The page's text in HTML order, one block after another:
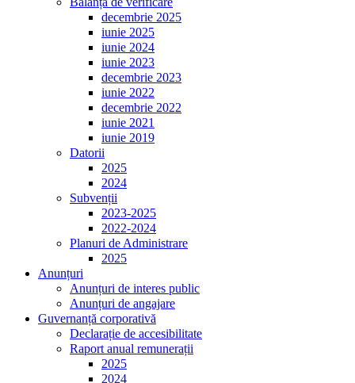
decembrie 2025
iunie 2025
iunie 2024
iunie 2023
decembrie 2023
iunie 2022
decembrie 2022
iunie 2021
iunie 2019
Datorii
2025
2024
Subvenții
2023-2025
2022-2024
Planuri de Administrare
2025
Anunțuri
Anunțuri de interes public
Anunțuri de angajare
Guvernanță corporativă
Declarație de accesibilitate
Raport anual remunerații
2025
2024